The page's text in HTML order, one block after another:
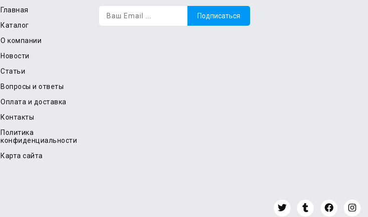
Главная
Каталог
О компании
Новости
Статьи
Вопросы и ответы
Оплата и доставка
Контакты
Политика
конфиденциальности
Карта сайта
Подписаться